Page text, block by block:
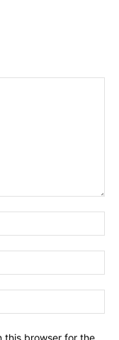
this browser for the